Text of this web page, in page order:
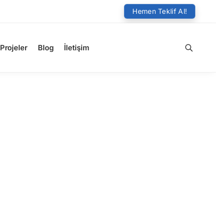
Hemen Teklif Al!
Projeler Blog İletişim
Ara